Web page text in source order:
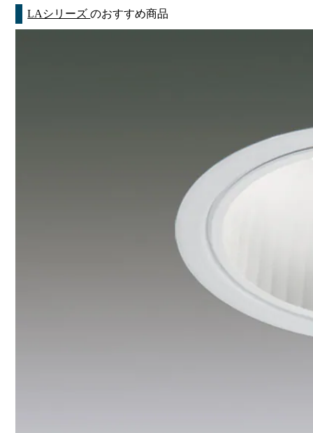
LAシリーズのおすすめ商品